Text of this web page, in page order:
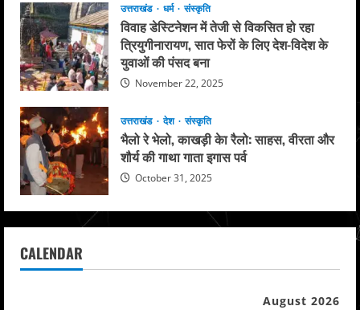
उत्तराखंड धर्म संस्कृति
विवाह डेस्टिनेशन में तेजी से विकसित हो रहा
त्रियुगीनारायण, सात फेरों के लिए देश-विदेश के
युवाओं की पंसद बना
November 22, 2025
उत्तराखंड देश संस्कृति
भैलो रे भेलो, काखड़ी केा रैलो: साहस, वीरता और
शौर्य की गाथा गाता इगास पर्व
October 31, 2025
CALENDAR
August 2026